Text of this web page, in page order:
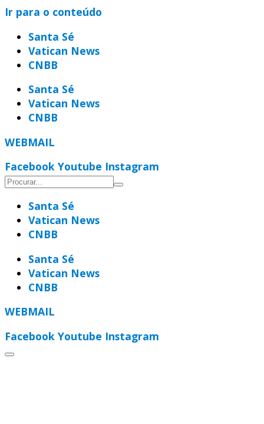
Ir para o conteúdo
Santa Sé
Vatican News
CNBB
Santa Sé
Vatican News
CNBB
WEBMAIL
Facebook Youtube Instagram
Santa Sé
Vatican News
CNBB
Santa Sé
Vatican News
CNBB
WEBMAIL
Facebook Youtube Instagram